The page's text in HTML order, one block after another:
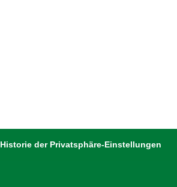
Historie der Privatsphäre-Einstellungen